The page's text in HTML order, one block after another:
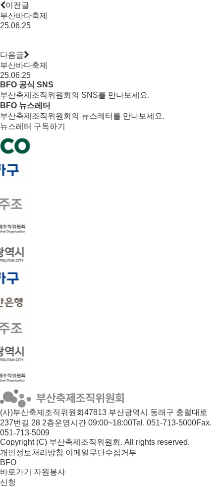
이전글
부산바다축제
25.06.25
다음글
부산바다축제
25.06.25
BFO 공식 SNS
부산축제조직위원회의 SNS를 만나보세요.
BFO 뉴스레터
부산축제조직위원회의 뉴스레터를 만나보세요.
뉴스레터 구독하기
(사)부산축제조직위원회 47813 부산광역시 동래구 충렬대로
237번길 28 2층운영시간 09:00~18:00Tel. 051-713-5000Fax.
051-713-5009
Copyright (C) 부산축제조직위원회. All rights reserved.
개인정보처리방침 이메일무단수집거부
BFO
바로가기
자원봉사
신청